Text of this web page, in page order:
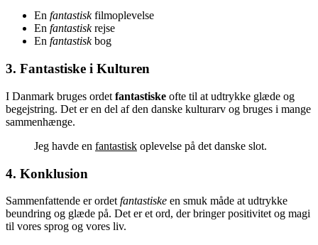
En fantastiskfilmoplevelse
En fantastiskrejse
En fantastiskbog
3. Fantastiske i Kulturen
I Danmark bruges ordet fantastiske ofte til at udtrykke glæde og
begejstring. Det er en del af den danske kulturarv og bruges i mange
sammenhænge.
Jeg havde en fantastisk oplevelse på det danske slot.
4. Konklusion
Sammenfattende er ordet fantastiske en smuk måde at udtrykke
beundring og glæde på. Det er et ord, der bringer positivitet og magi
til vores sprog og vores liv.